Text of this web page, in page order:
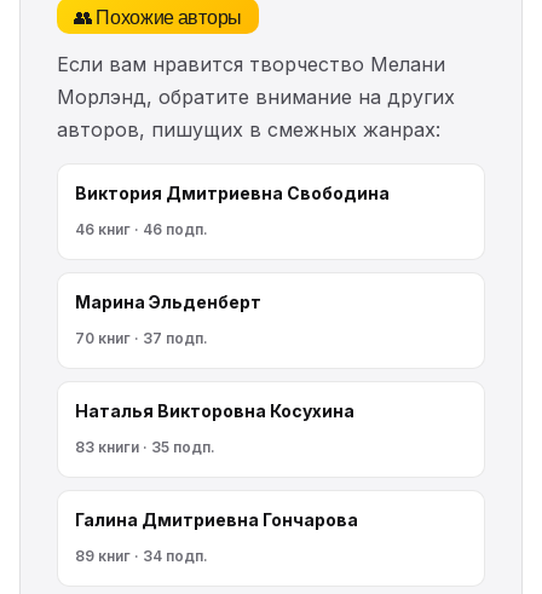
👥 Похожие авторы
Если вам нравится творчество Мелани
Морлэнд, обратите внимание на других
авторов, пишущих в смежных жанрах:
Виктория Дмитриевна Свободина
46 книг · 46 подп.
Марина Эльденберт
70 книг · 37 подп.
Наталья Викторовна Косухина
83 книги · 35 подп.
Галина Дмитриевна Гончарова
89 книг · 34 подп.